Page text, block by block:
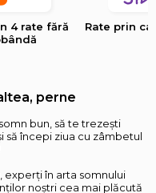
4 rate fără
Rate prin
perne
bun, să te trezești
să începi ziua cu zâmbetul
experți în arta somnului
noștri cea mai plăcută